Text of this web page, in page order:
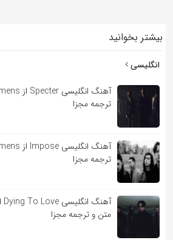
کپی
لینک
بیشتر بخوانید
انگلیسی
ترجمه مجزا
ترجمه مجزا
متن و ترجمه مجزا